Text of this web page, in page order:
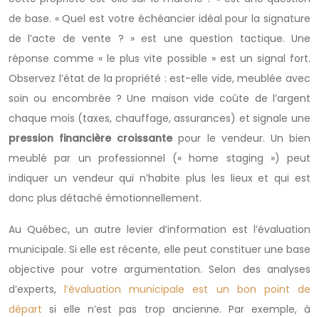
de base. « Quel est votre échéancier idéal pour la signature
de l’acte de vente ? » est une question tactique. Une
réponse comme « le plus vite possible » est un signal fort.
Observez l’état de la propriété : est-elle vide, meublée avec
soin ou encombrée ? Une maison vide coûte de l’argent
chaque mois (taxes, chauffage, assurances) et signale une
pression financière croissante pour le vendeur. Un bien
meublé par un professionnel (« home staging ») peut
indiquer un vendeur qui n’habite plus les lieux et qui est
donc plus détaché émotionnellement.
Au Québec, un autre levier d’information est l’évaluation
municipale. Si elle est récente, elle peut constituer une base
objective pour votre argumentation. Selon des analyses
d’experts,l’évaluation municipale est un bon point de
départ si elle n’est pas trop ancienne. Par exemple, à